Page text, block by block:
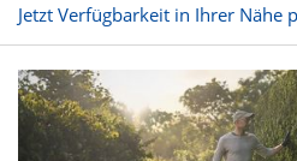
Jetzt Verfügbarkeit in Ihrer Nähe